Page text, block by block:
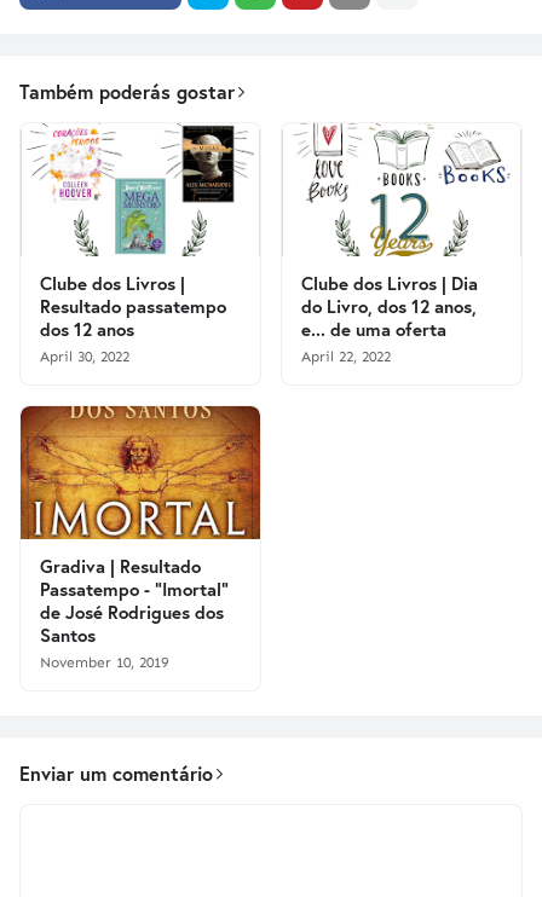
Também poderás gostar
Clube dos Livros |
Resultado passatempo
dos 12 anos
April 30, 2022
Clube dos Livros | Dia
do Livro, dos 12 anos,
e... de uma oferta
April 22, 2022
Gradiva | Resultado
Passatempo - "Imortal"
de José Rodrigues dos
Santos
November 10, 2019
Enviar um comentário